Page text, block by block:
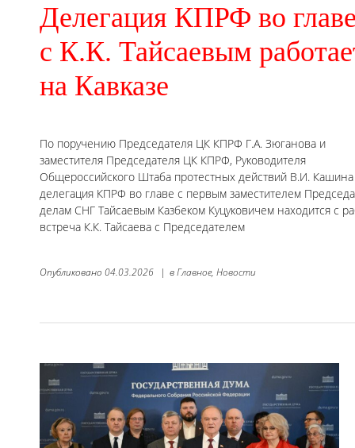
Делегация КПРФ во
с К.К. Тайсаевым
на Кавказе
По поручению Председателя ЦК КПРФ Г.А. Зюганова и
заместителя Председателя ЦК КПРФ, Руководителя
Общероссийского Штаба протестных действий В.И. Кашина
делегация КПРФ во главе с первым заместителем
делам СНГ Тайсаевым Казбеком Куцуковичем находится с
встреча К.К. Тайсаева с Председателем
Опубликовано 04.03.2026 | вГлавное, Новости